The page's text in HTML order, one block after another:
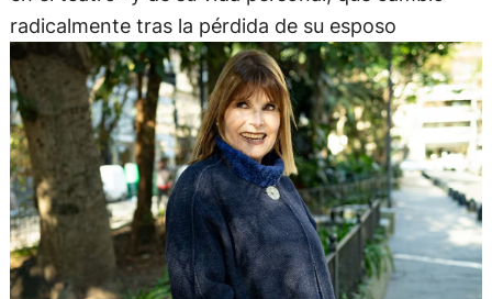
radicalmente tras la pérdida de su esposo